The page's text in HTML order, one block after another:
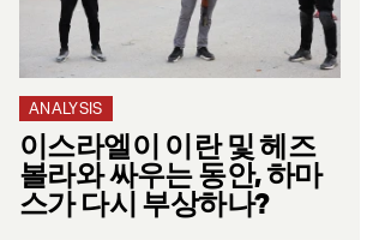
ANALYSIS
이스라엘이 이란 및 헤즈
볼라와 싸우는 동안, 하마
스가 다시 부상하나?